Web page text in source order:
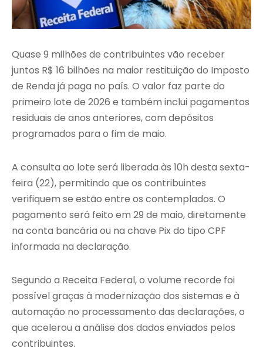
Quase 9 milhões de contribuintes vão receber
juntos R$ 16 bilhões na maior restituição do Imposto
de Renda já paga no país. O valor faz parte do
primeiro lote de 2026 e também inclui pagamentos
residuais de anos anteriores, com depósitos
programados para o fim de maio.
A consulta ao lote será liberada às 10h desta sexta-
feira (22), permitindo que os contribuintes
verifiquem se estão entre os contemplados. O
pagamento será feito em 29 de maio, diretamente
na conta bancária ou na chave Pix do tipo CPF
informada na declaração.
Segundo a Receita Federal, o volume recorde foi
possível graças à modernização dos sistemas e à
automação no processamento das declarações, o
que acelerou a análise dos dados enviados pelos
contribuintes.